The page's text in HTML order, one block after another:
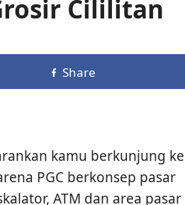
Cililitan
Share
kamu berkunjung ke
PGC berkonsep pasar
ATM dan area pasar